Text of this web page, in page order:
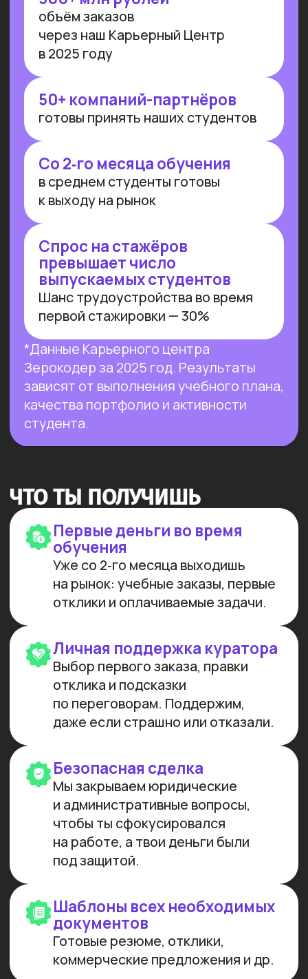
МЫ СОЗДАЕМ
ФУНДАМЕНТАЛЬНОЕ
ОБРАЗОВАНИЕ В ОБЛАСТИ
ИСКУССТВЕННОГО
ИНТЕЛЛЕКТА И РАЗРАБОТКИ